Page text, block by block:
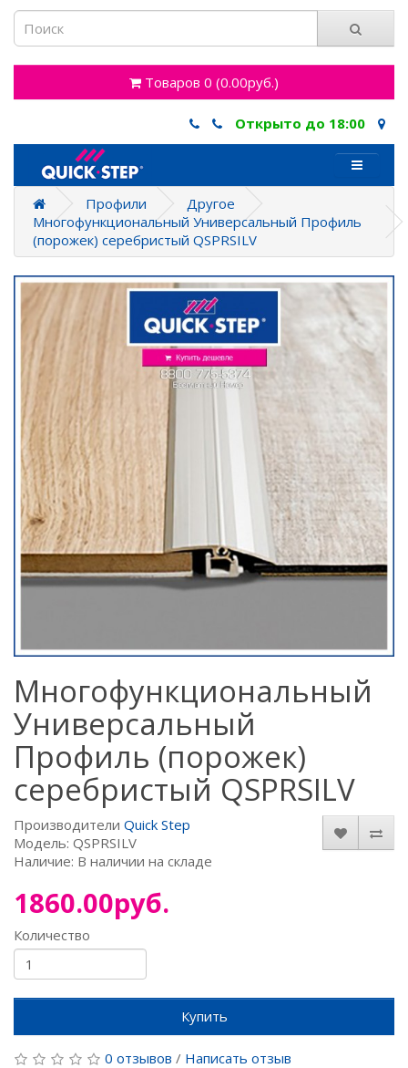
Товаров 0 (0.00руб.)
Открыто до 18:00
Профили
Другое
Многофункциональный Универсальный Профиль
(порожек) серебристый QSPRSILV
Многофункциональный
Универсальный
Профиль (порожек)
серебристый QSPRSILV
Производители Quick Step
Модель: QSPRSILV
Наличие: В наличии на складе
1860.00руб.
Количество
Купить
0 отзывов / Написать отзыв